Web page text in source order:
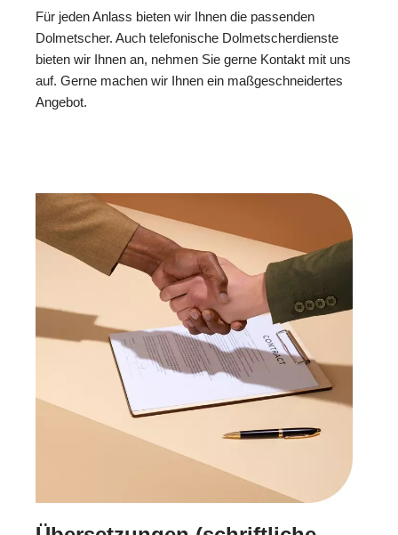
Für jeden Anlass bieten wir Ihnen die passenden
Dolmetscher. Auch telefonische Dolmetscherdienste
bieten wir Ihnen an, nehmen Sie gerne Kontakt mit uns
auf. Gerne machen wir Ihnen ein maßgeschneidertes
Angebot.